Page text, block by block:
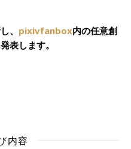
、 pixivfanbox内の任意創
表します。
内容